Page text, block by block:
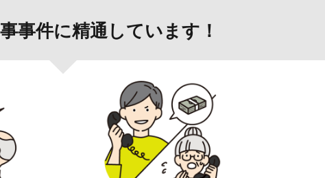
事件に精通しています！